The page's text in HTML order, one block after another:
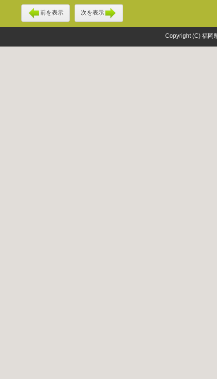
前を表示 次を表示
Copyright (C) 福岡